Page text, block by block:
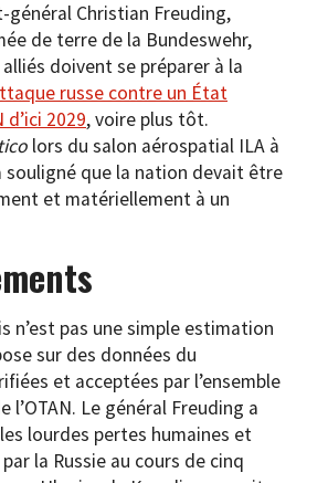
général Christian Freuding,
de terre de la Bundeswehr,
alliés doivent se préparer à la
russe contre un État
d’ici 2029, voire plus tôt.
lors du salon aérospatial ILA à
souligné que la nation devait être
et matériellement à un
n’est pas une simple estimation
sur des données du
et acceptées par l’ensemble
l’OTAN. Le général Freuding a
lourdes pertes humaines et
la Russie au cours de cinq